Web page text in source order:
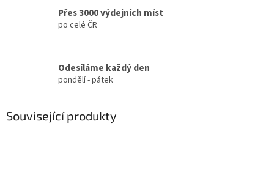
Přes 3000 výdejních míst
po celé ČR
Odesíláme každý den
pondělí - pátek
Související produkty